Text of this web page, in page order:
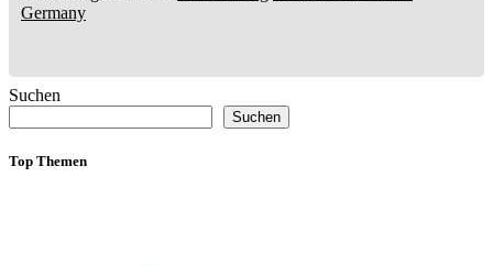
Germany
Suchen
Suchen
Top Themen